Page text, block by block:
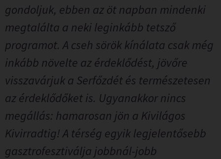
gondoljuk, ebben az öt napban mindenki
megtalálta a neki leginkább tetsző
programot. A cseh sörök kínálata csak még
inkább növelte az érdeklődést, jövőre
visszavárjuk a Serfőzdét és természetesen
az érdeklődőket is. Ugyanakkor nincs
megállás: hamarosan jön a Kivilágos
Kivirradtig! A térség egyik legjelentősebb
gasztrofesztiválja jobbnál-jobb